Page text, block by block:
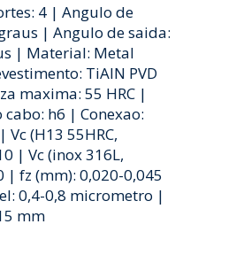
4 | Angulo de
| Angulo de saida:
| Material: Metal
TiAlN PVD
maxima: 55 HRC |
h6 | Conexao:
Vc (H13 55HRC,
| Vc (inox 316L,
| fz (mm): 0,020-0,045
0,4-0,8 micrometro |
mm